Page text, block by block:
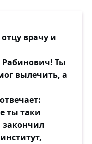
врачу и
Ты
вылечить, а
ты таки
закончил